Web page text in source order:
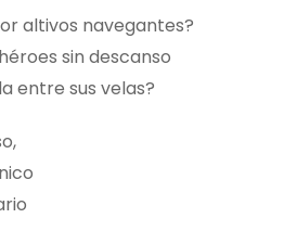
altivos navegantes?
sin descanso
entre sus velas?